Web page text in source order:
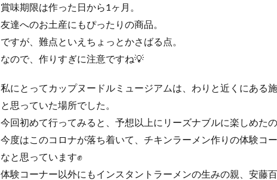
賞味期限は作った日から1ヶ月。
友達へのお土産にもぴったりの商品。
ですが、難点といえちょっとかさばる点。
なので、作りすぎに注意ですね💡
私にとってカップヌードルミュージアムは、わりと近くにある
と思っていた場所でした。
今回初めて行ってみると、予想以上にリーズナブルに楽しめたの
今度はこのコロナが落ち着いて、チキンラーメン作りの体験コ
なと思っています✊
体験コーナー以外にもインスタントラーメンの生みの親、安藤